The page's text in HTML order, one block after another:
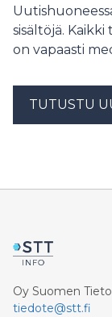
sisältöjä.
on vapaasti
TUTUSTU
Oy Suomen
tiedote@stt.fi